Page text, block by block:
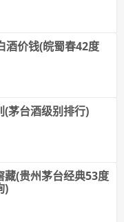
酒价钱(皖蜀春42度
(茅台酒级别排行)
藏(贵州茅台经典53度
)